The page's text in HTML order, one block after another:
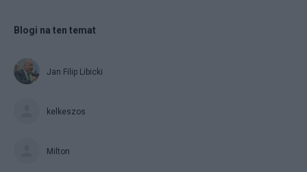
Blogi na ten temat
Jan Filip Libicki
kelkeszos
Milton